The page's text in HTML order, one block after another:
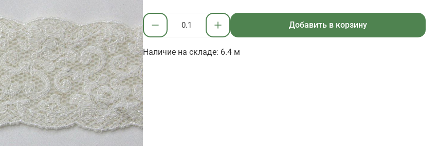
Добавить в корзину
Наличие на складе: 6.4 м